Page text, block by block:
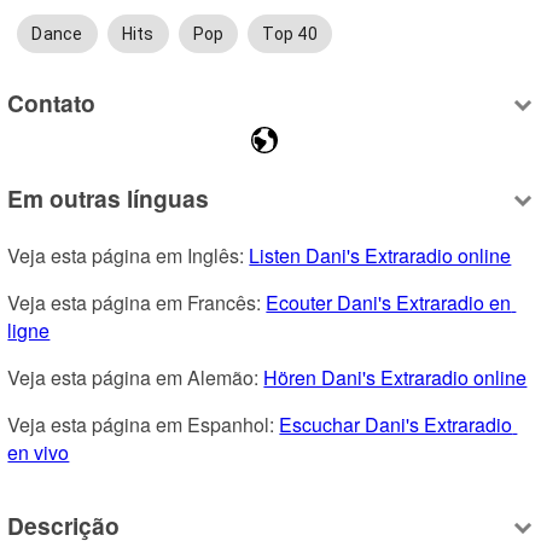
Dance Hits Pop Top 40
Contato
Em outras línguas
Veja esta página em Inglês: Listen Dani's Extraradio online
Veja esta página em Francês: Ecouter Dani's Extraradio en
ligne
Veja esta página em Alemão: Hören Dani's Extraradio online
Veja esta página em Espanhol: Escuchar Dani's Extraradio
en vivo
Descrição